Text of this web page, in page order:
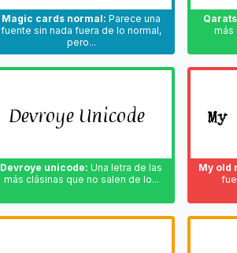
Magic cards normal: Parece una
fuente sin nada fuera de lo normal,
pero...
más
Devroye unicode: Una letra de las
más clásinas que no salen de lo...
My old